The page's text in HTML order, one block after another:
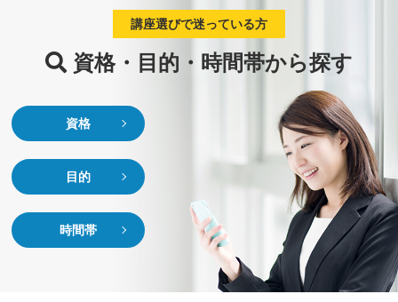
講座選びで迷っている方
資格・目的・時間帯から探す
資格
目的
時間帯